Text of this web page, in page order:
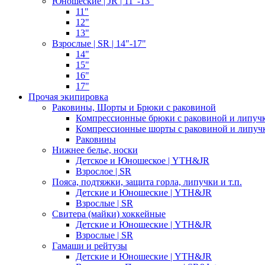
11"
12"
13"
Взрослые | SR | 14"-17"
14"
15"
16"
17"
Прочая экипировка
Раковины, Шорты и Брюки с раковиной
Компрессионные брюки с раковиной и
Компрессионные шорты с раковиной и
Раковины
Нижнее белье, носки
Детское и Юношеское | YTH&JR
Взрослое | SR
Пояса, подтяжки, защита горла, липучки и т.п.
Детские и Юношеские | YTH&JR
Взрослые | SR
Свитера (майки) хоккейные
Детские и Юношеские | YTH&JR
Взрослые | SR
Гамаши и рейтузы
Детские и Юношеские | YTH&JR